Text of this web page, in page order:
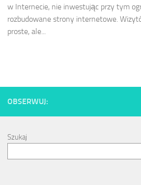
w Internecie, nie inwestując przy tym
rozbudowane strony internetowe.
proste, ale...
OBSERWUJ:
Szukaj